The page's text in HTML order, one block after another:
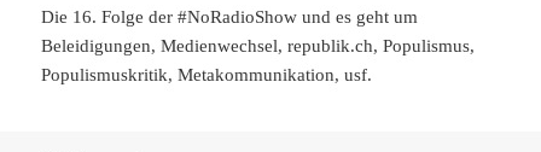
Die 16. Folge der #NoRadioShow und es geht um
Beleidigungen, Medienwechsel, republik.ch, Populismus,
Populismuskritik, Metakommunikation, usf.